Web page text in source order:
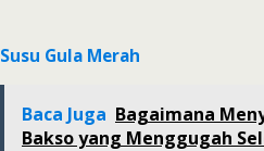
Susu Gula Merah
Baca Juga Bagaimana
Bakso yang Menggugah